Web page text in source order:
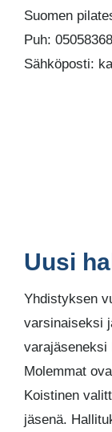
Suomen
Puh:
Sähköposti:
Uusi
Yhdistyksen
varsinaiseksi
varajäseneksi
Molemmat
Koistinen
jäsenä.